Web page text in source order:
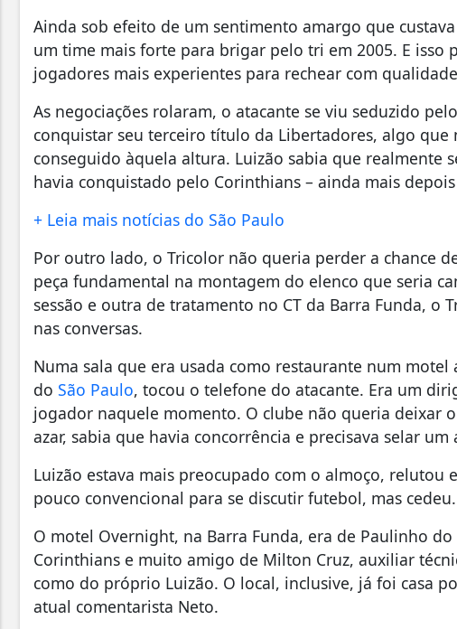
Ainda sob efeito de um sentimento amargo que
um time mais forte para brigar pelo tri em 2005. E isso
jogadores mais experientes para rechear com
As negociações rolaram, o atacante se viu seduzido
conquistar seu terceiro título da Libertadores, algo
conseguido àquela altura. Luizão sabia que realmente
havia conquistado pelo Corinthians – ainda mais
+ Leia mais notícias do São Paulo
Por outro lado, o Tricolor não queria perder a chance
peça fundamental na montagem do elenco que seria
sessão e outra de tratamento no CT da Barra Funda, o
nas conversas.
Numa sala que era usada como restaurante num
do São Paulo, tocou o telefone do atacante. Era um
jogador naquele momento. O clube não queria deixar
azar, sabia que havia concorrência e precisava selar
Luizão estava mais preocupado com o almoço, relutou
pouco convencional para se discutir futebol, mas cedeu.
O motel Overnight, na Barra Funda, era de Paulinho
Corinthians e muito amigo de Milton Cruz, auxiliar
como do próprio Luizão. O local, inclusive, já foi casa
atual comentarista Neto.